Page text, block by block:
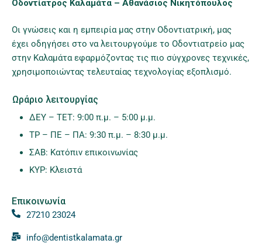
Οδοντίατρος Καλαμάτα – Αθανάσιος Νικητόπουλος
Οι γνώσεις και η εμπειρία μας στην Οδοντιατρική, μας
έχει οδηγήσει στο να λειτουργούμε το Οδοντιατρείο μας
στην Καλαμάτα εφαρμόζοντας τις πιο σύγχρονες τεχνικές,
χρησιμοποιώντας τελευταίας τεχνολογίας εξοπλισμό.
Ωράριο λειτουργίας
ΔΕΥ – ΤΕΤ: 9:00 π.μ. – 5:00 μ.μ.
ΤΡ – ΠΕ – ΠΑ: 9:30 π.μ. – 8:30 μ.μ.
ΣΑΒ: Κατόπιν επικοινωνίας
ΚΥΡ: Κλειστά
Επικοινωνία
27210 23024
info@dentistkalamata.gr